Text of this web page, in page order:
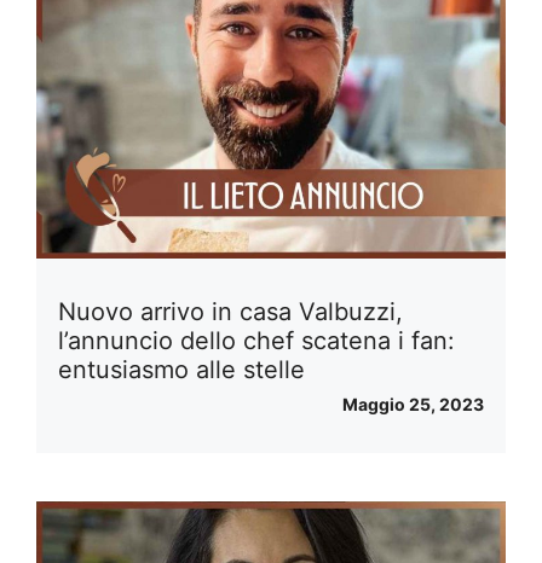
Nuovo arrivo in casa Valbuzzi,
l’annuncio dello chef scatena i fan:
entusiasmo alle stelle
Maggio 25, 2023